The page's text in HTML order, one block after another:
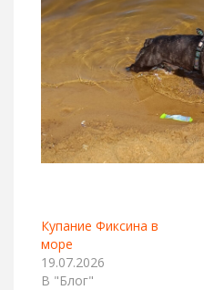
Купание Фиксина в
море
19.07.2026
В "Блог"